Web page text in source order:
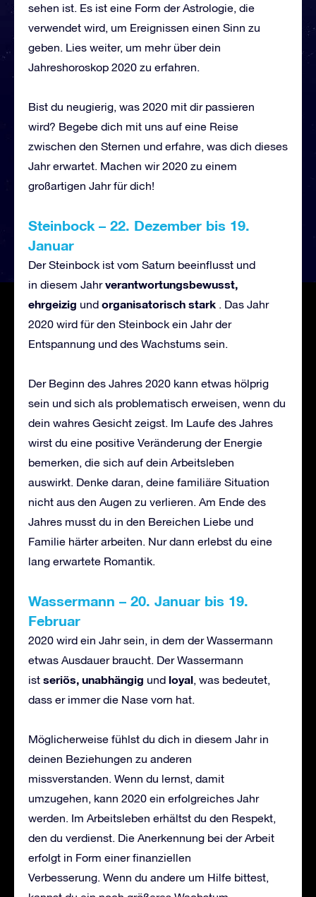
sehen ist. Es ist eine Form der Astrologie, die
verwendet wird, um Ereignissen einen Sinn zu
geben. Lies weiter, um mehr über dein
Jahreshoroskop 2020 zu erfahren.
Bist du neugierig, was 2020 mit dir passieren
wird? Begebe dich mit uns auf eine Reise
zwischen den Sternen und erfahre, was dich dieses
Jahr erwartet. Machen wir 2020 zu einem
großartigen Jahr für dich!
Steinbock – 22. Dezember bis 19.
Januar
Der Steinbock ist vom Saturn beeinflusst und
in diesem Jahrverantwortungsbewusst,
ehrgeizig und organisatorisch stark . Das Jahr
2020 wird für den Steinbock ein Jahr der
Entspannung und des Wachstums sein.
Der Beginn des Jahres 2020 kann etwas hölprig
sein und sich als problematisch erweisen, wenn du
dein wahres Gesicht zeigst. Im Laufe des Jahres
wirst du eine positive Veränderung der Energie
bemerken, die sich auf dein Arbeitsleben
auswirkt. Denke daran, deine familiäre Situation
nicht aus den Augen zu verlieren. Am Ende des
Jahres musst du in den Bereichen Liebe und
Familie härter arbeiten. Nur dann erlebst du eine
lang erwartete Romantik.
Wassermann – 20. Januar bis 19.
Februar
2020 wird ein Jahr sein, in dem der Wassermann
etwas Ausdauer braucht. Der Wassermann
ist seriös, unabhängig und loyal, was bedeutet,
dass er immer die Nase vorn hat.
Möglicherweise fühlst du dich in diesem Jahr in
deinen Beziehungen zu anderen
missverstanden. Wenn du lernst, damit
umzugehen, kann 2020 ein erfolgreiches Jahr
werden. Im Arbeitsleben erhältst du den Respekt,
den du verdienst. Die Anerkennung bei der Arbeit
erfolgt in Form einer finanziellen
Verbesserung. Wenn du andere um Hilfe bittest,